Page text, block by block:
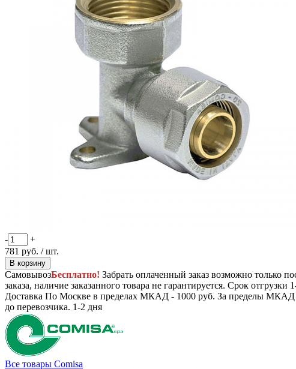
-
+
781 руб. / шт.
В корзину
СамовывозБесплатно! Забрать оплаченный заказ возможно только
заказа, наличие заказанного товара не гарантируется. Срок отгрузки
Доставка По Москве в пределах МКАД - 1000 руб. За пределы МКАД -
до перевозчика. 1-2 дня
Все товары Comisa